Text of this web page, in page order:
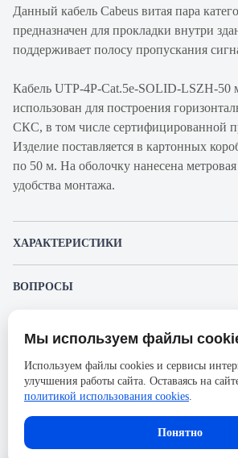
В корзину
Данный кабель Cabeus витая пара
предназначен для прокладки внутри
поддерживает полосу пропускания
Кабель UTP-4P-Cat.5e-SOLID-LSZH-50
использован для построения
СКС, в том числе сертифицированной
Изделие поставляется в картонных
по 50 м. На оболочку нанесена метровая
удобства монтажа.
ХАРАКТЕРИСТИКИ
Производитель
Категория
Оболочка
Длина, м
Количество пар
ВОПРОСЫ
Пожалуйста, авторизуйтесь, чтобы
возможность оставлять вопросы.
Представленные изображения и характеристики могут
без предварительного уведомления. Компания
ответственности в случае не соответствия текущей
размещённым в карточке товара.
Мы используем файлы
Используем файлы cookies и сервисы
улучшения работы сайта. Оставаясь на
политикой использования cookies.
Понятно